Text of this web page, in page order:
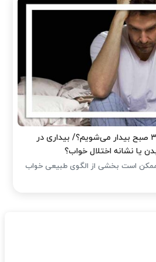
چرا بعضی شب‌ها ساعت ۳ صبح بیدار می‌شویم؟/ بیداری در
یا نشانه اختلال خواب؟
ساعت ۳ صبح ممکن است بخشی از الگوی طبیعی خواب